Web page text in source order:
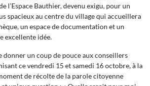
l’Espace Bauthier, devenu exigu, pour un
spacieux au centre du village qui accueillera
un espace de documentation et un
excellente idée.
donner un coup de pouce aux conseillers
ce vendredi 15 et samedi 16 octobre, à la
de récolte de la parole citoyenne